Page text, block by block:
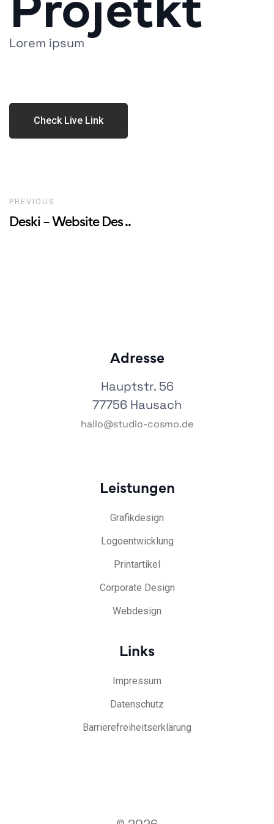
Lorem ipsum
Check Live Link
PREVIOUS
Deski – Website Des ..
Adresse
Hauptstr. 56
77756 Hausach
hallo@studio-cosmo.de
Leistungen
Grafikdesign
Logoentwicklung
Printartikel
Corporate Design
Webdesign
Links
Impressum
Datenschutz
Barrierefreiheitserklärung